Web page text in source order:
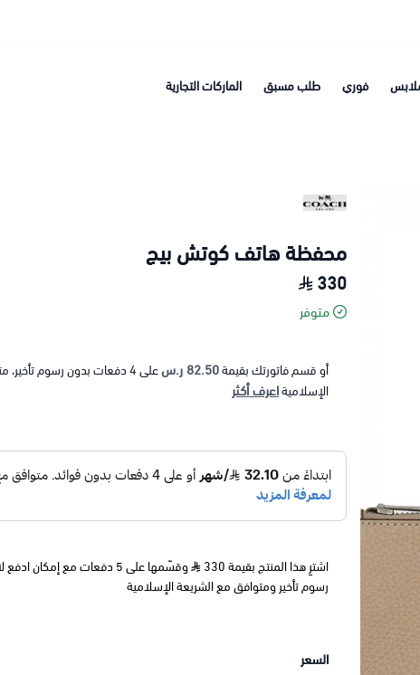
فوري طلب مسبق الماركات التجارية
محفظة هاتف كوتش بيج
330
متوفر
أو قسم فاتورتك بقيمة82.50 ر.س على4دفعات بدون رسوم تأخير،
الإسلاميةاعرف أكثر
اشترِ هذا المنتج بقيمة 330
وقسّمها على 5 دفعات مع إمكان
رسوم تأخير ومتوافق مع الشريعة الإسلامية
السعر